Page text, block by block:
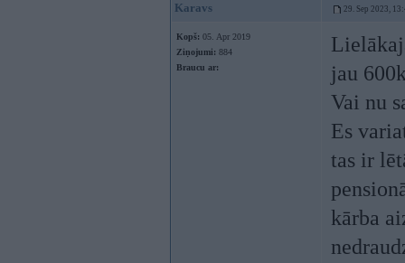
Karavs 29. Sep 2023,
Kopš: 05. Apr 2019
Ziņojumi: 884
Braucu ar:
jau
Vai nu
Es
tas ir
kārba